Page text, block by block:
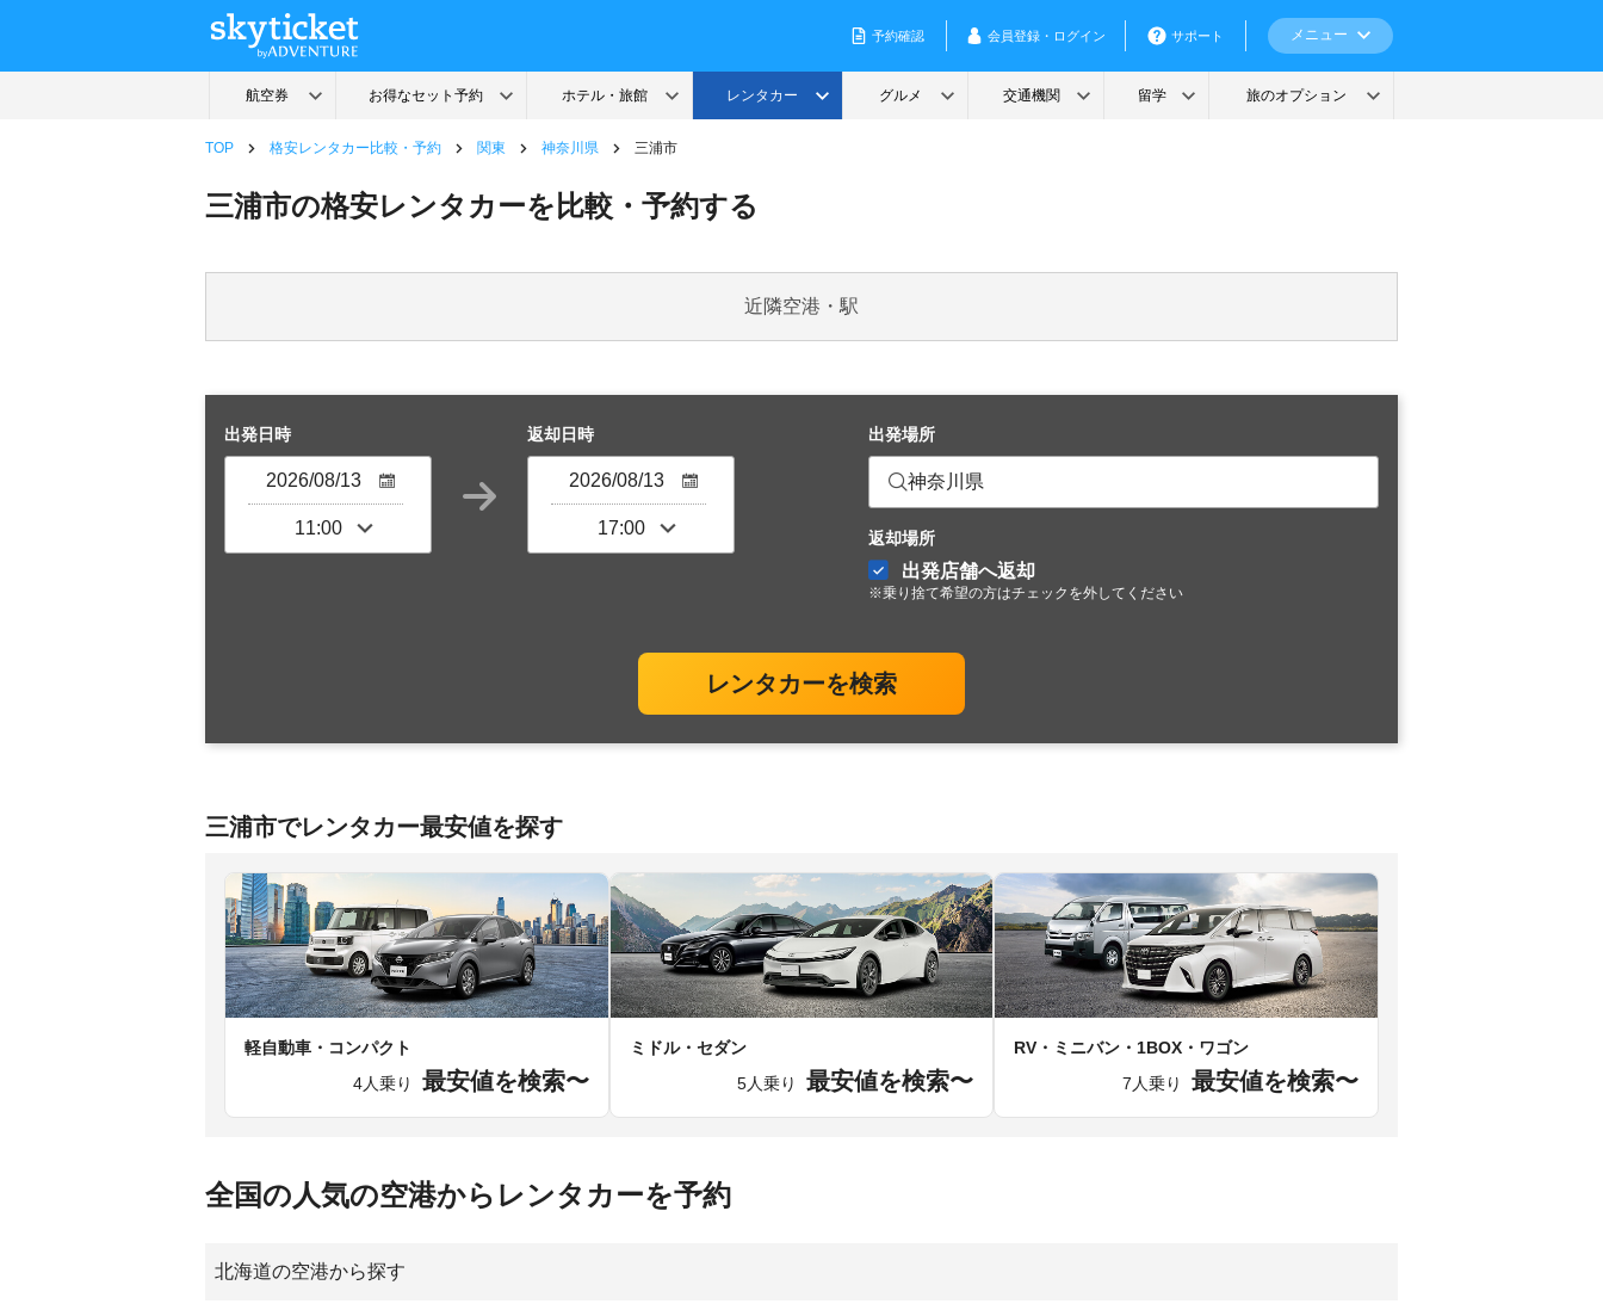
TOP 格安レンタカー比較・予約 関東 神奈川県 三浦市
三浦市の格安レンタカーを比較・予約する
近隣空港・駅
出発日時 返却日時 出発場所
神奈川県
返却場所
出発店舗へ返却
※乗り捨て希望の方はチェックを外してください
レンタカーを検索
三浦市でレンタカー最安値を探す
軽自動車・コンパクト
4人乗り
最安値を検索〜
ミドル・セダン
5人乗り
最安値を検索〜
RV・ミニバン・1BOX・ワゴン
7人乗り
最安値を検索〜
全国の人気の空港からレンタカーを予約
北海道の空港から探す